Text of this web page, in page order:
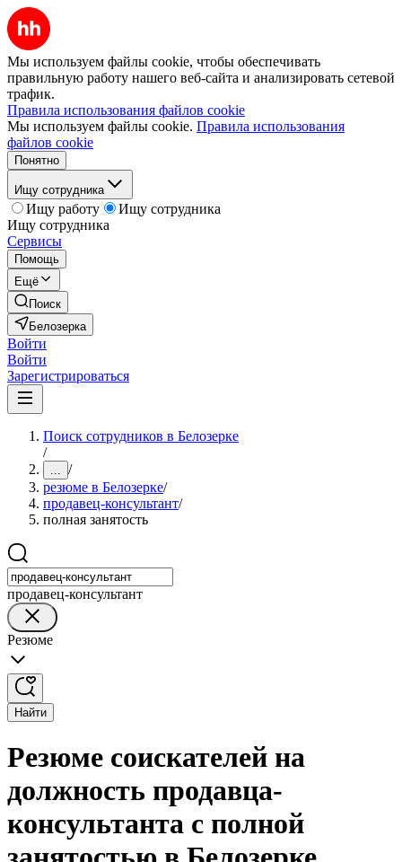
Мы используем файлы cookie, чтобы обеспечивать
правильную работу нашего веб-сайта и анализировать сетевой
трафик.
Правила использования файлов cookie
Мы используем файлы cookie. Правила использования
файлов cookie
Понятно
Ищу сотрудника
Ищу работу
Ищу сотрудника
Ищу сотрудника
Сервисы
Помощь
Ещё
Поиск
Белозерка
Войти
Войти
Зарегистрироваться
Поиск сотрудников в Белозерке
/
... /
резюме в Белозерке/
продавец-консультант/
полная занятость
продавец-консультант
Резюме
Найти
Резюме соискателей на
должность продавца-
консультанта с полной